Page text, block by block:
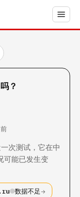
？
次测试，它在中
可能已发生变
数据不足 →